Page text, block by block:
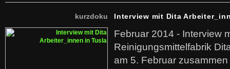
kurzdoku Interview mit Dita
Februar 2014 - Interview
Reinigungsmittelfabrik
am 5. Februar